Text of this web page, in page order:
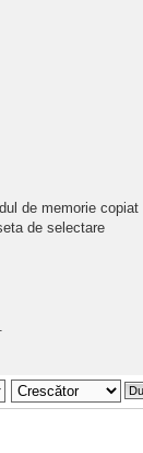
de memorie copiat
de selectare